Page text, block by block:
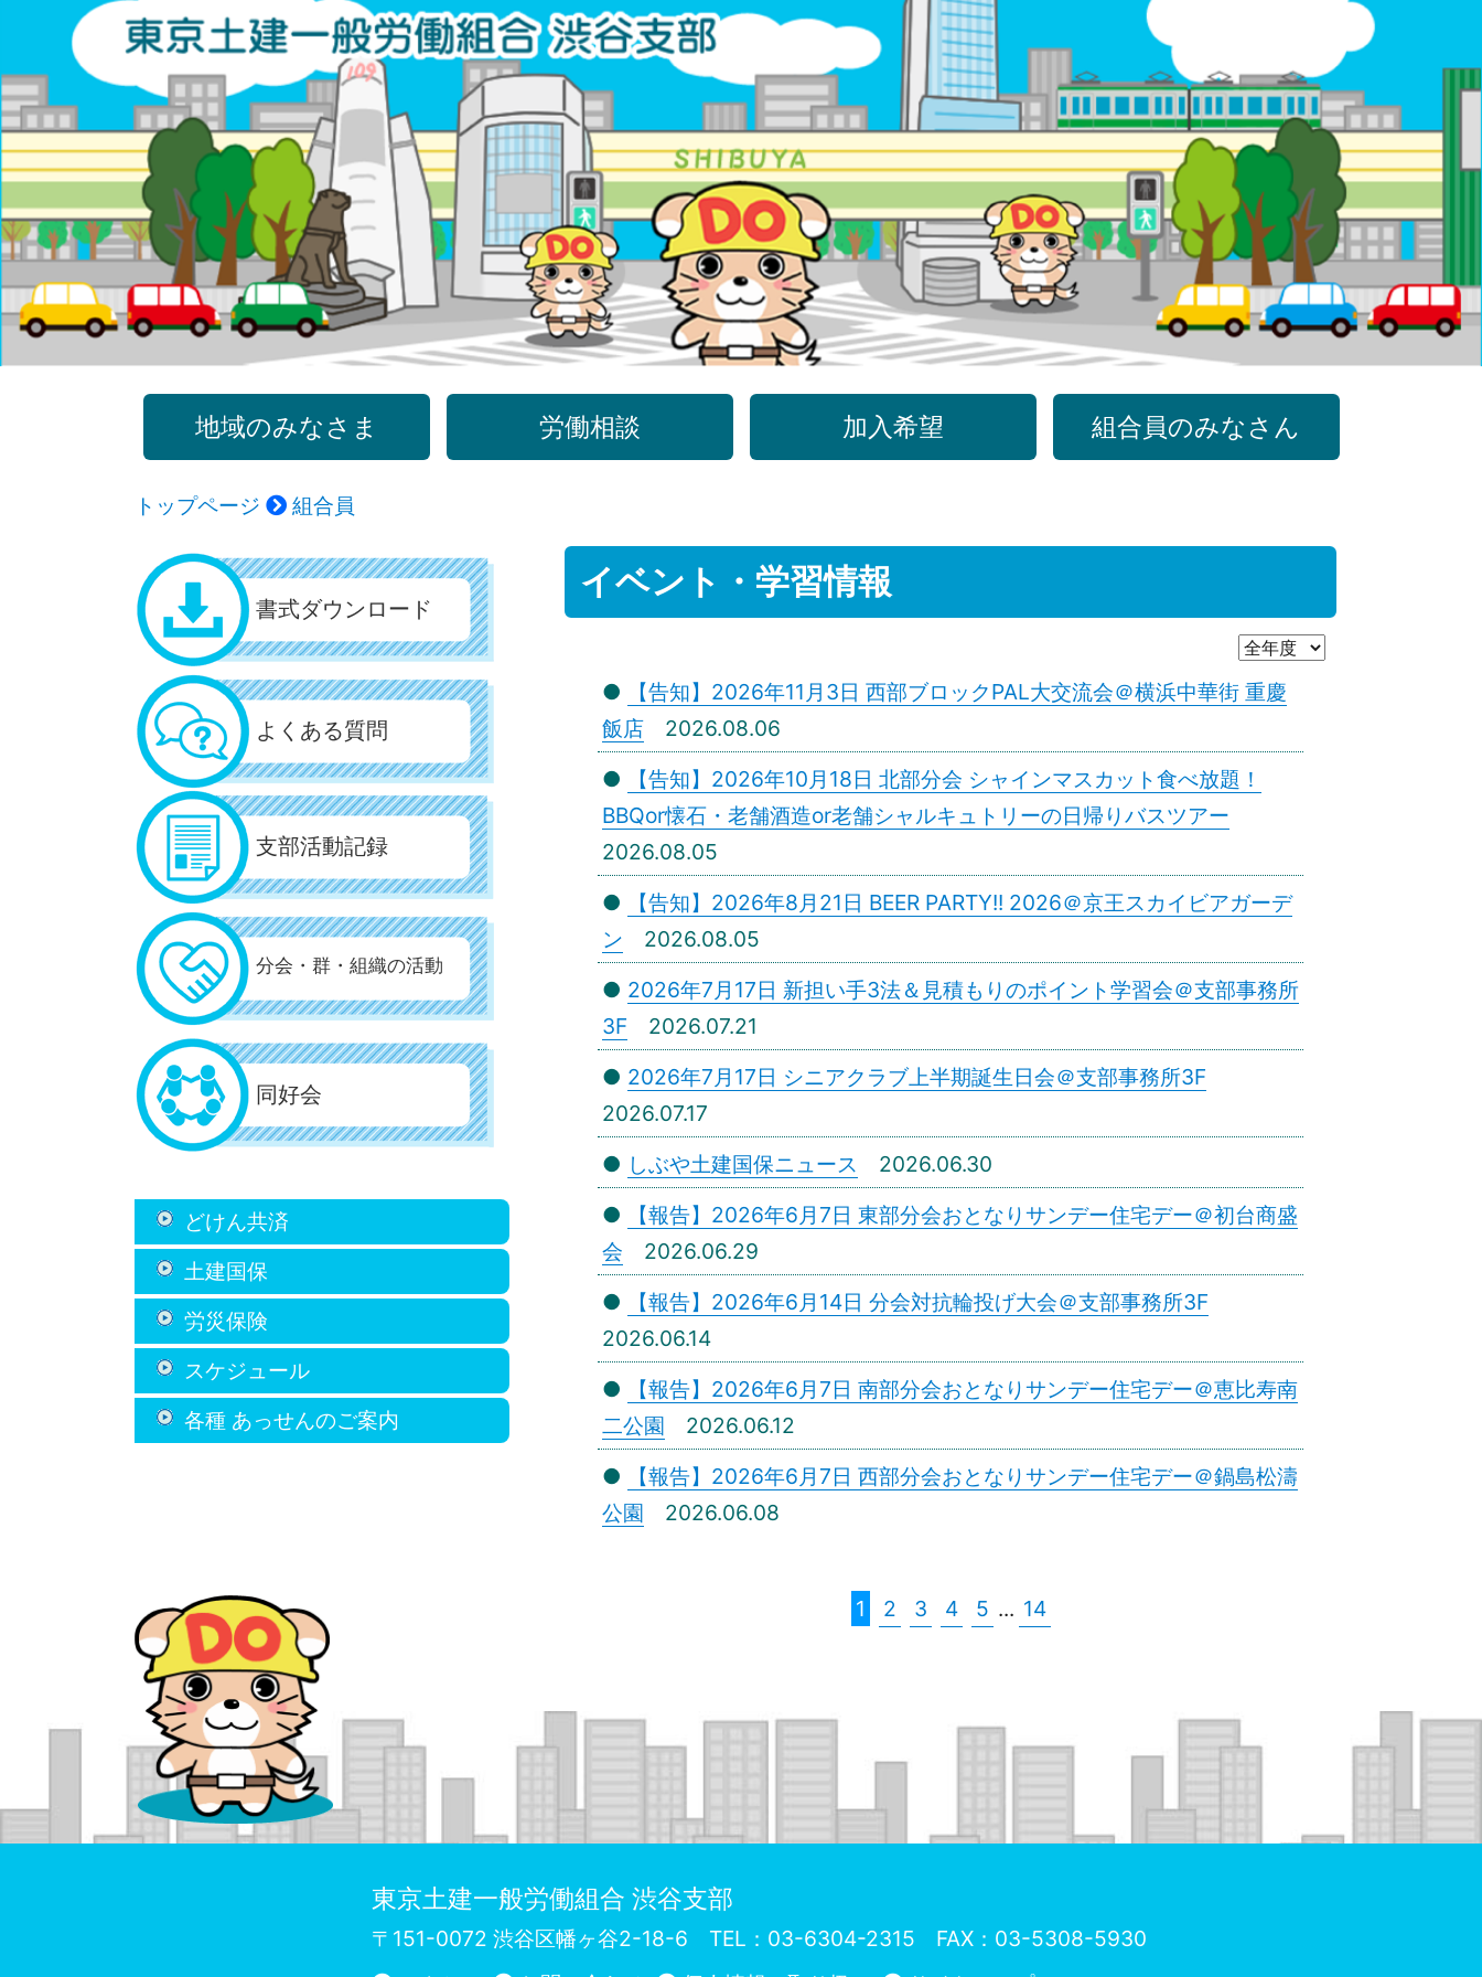
テ
ン
ツ
ス
キ
プ
地域のみなさま 労働相談 加入希望 組合員のみなさん
トップページ 組合員
イベント・学習情報
●
【告知】2026年11月3日 西部ブロックPAL大交流会＠横浜中華街 重慶
飯店
2026.08.06
●
【告知】2026年10月18日 北部分会 シャインマスカット食べ放題！
BBQor懐石・老舗酒造or老舗シャルキュトリーの日帰りバスツアー
2026.08.05
●
【告知】2026年8月21日 BEER PARTY!! 2026＠京王スカイビアガーデ
ン
2026.08.05
● 2026年7月17日 新担い手3法＆見積もりのポイント学習会＠支部事務所
3F
2026.07.21
● 2026年7月17日 シニアクラブ上半期誕生日会＠支部事務所3F
2026.07.17
● しぶや土建国保ニュース
2026.06.30
●
【報告】2026年6月7日 東部分会おとなりサンデー住宅デー＠初台商盛
会
2026.06.29
●
【報告】2026年6月14日 分会対抗輪投げ大会＠支部事務所3F
2026.06.14
●
【報告】2026年6月7日 南部分会おとなりサンデー住宅デー＠恵比寿南
二公園
2026.06.12
●
【報告】2026年6月7日 西部分会おとなりサンデー住宅デー＠鍋島松濤
公園
2026.06.08
1 2 3 4 5 ... 14
書式ダウンロード
よくある質問
支部活動記録
分会・群・組織の活動
同好会
どけん共済
土建国保
労災保険
スケジュール
各種 あっせんのご案内
東京土建一般労働組合 渋谷支部
〒151-0072 渋谷区幡ヶ谷2-18-6 TEL：03-6304-2315 FAX：03-5308-5930